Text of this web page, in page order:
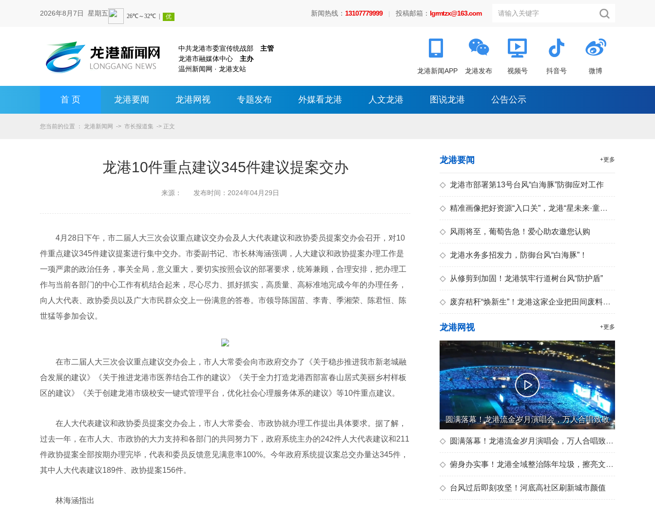
2026年8月7日 星期五 新闻热线： 13107779999 投稿邮箱： lgrmtzx@163.com
中共龙港市委宣传统战部 主管
龙港市融媒体中心 主办
温州新闻网 · 龙港支站
龙港新闻APP 龙港发布 视频号 抖音号 微博
首 页 龙港要闻 龙港网视 专题发布 外媒看龙港 人文龙港 图说龙港 公告公示
您当前的位置 ： 龙港新闻网 -> 市长报道集 -> 正文
龙港10件重点建议345件建议提案交办
来源： 发布时间： 2024年04月29日
4月28日下午，市二届人大三次会议重点建议交办会及人大代表建议和政协委员提案交办会召开，对10
件重点建议345件建议提案进行集中交办。市委副书记、市长林海涵强调，人大建议和政协提案办理工作是
一项严肃的政治任务，事关全局，意义重大，要切实按照会议的部署要求，统筹兼顾，合理安排，把办理工
作与当前各部门的中心工作有机结合起来，尽心尽力、抓好抓实，高质量、高标准地完成今年的办理任务，
向人大代表、政协委员以及广大市民群众交上一份满意的答卷。市领导陈国苗、李青、季湘荣、陈君恒、陈
世猛等参加会议。
在市二届人大三次会议重点建议交办会上，市人大常委会向市政府交办了《关于稳步推进我市新老城融
合发展的建议》《关于推进龙港市医养结合工作的建议》《关于全力打造龙港西部富春山居式美丽乡村样板
区的建议》《关于创建龙港市级校安一键式管理平台，优化社会心理服务体系的建议》等10件重点建议。
在人大代表建议和政协委员提案交办会上，市人大常委会、市政协就办理工作提出具体要求。据了解，
过去一年，在市人大、市政协的大力支持和各部门的共同努力下，政府系统主办的242件人大代表建议和211
件政协提案全部按期办理完毕，代表和委员反馈意见满意率100%。今年政府系统提议案总交办量达345件，
其中人大代表建议189件、政协提案156件。
林海涵指出
+更多
龙港要闻
◇ 龙港市部署第13号台风“白海豚”防御应对工作
◇ 精准画像把好资源“入口关”，龙港“星未来·童心筑梦”暑期托管创作营点亮儿童素养之光
◇ 风雨将至，葡萄告急！爱心助农邀您认购
◇ 龙港水务多招发力，防御台风“白海豚”！
◇ 从修剪到加固！龙港筑牢行道树台风“防护盾”
◇ 废弃秸秆“焕新生”！龙港这家企业把田间废料变成优质有机肥
+更多
龙港网视
圆满落幕！龙港流金岁月演唱会，万人合唱致敬
青春
◇ 圆满落幕！龙港流金岁月演唱会，万人合唱致敬青春
◇ 俯身办实事！龙港全域整治陈年垃圾，擦亮文明底色
◇ 台风过后即刻攻坚！河底高社区刷新城市颜值